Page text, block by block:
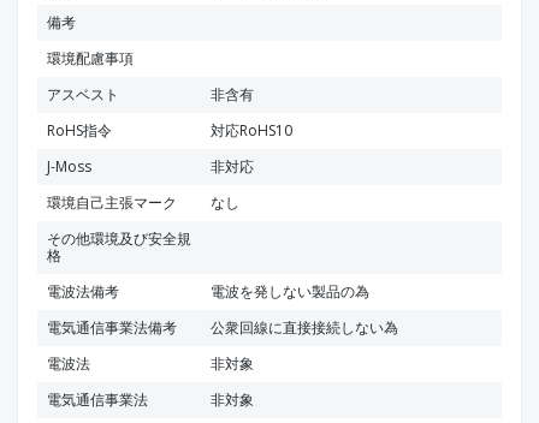
備考
環境配慮事項
アスベスト
非含有
RoHS指令
対応RoHS10
J-Moss
非対応
環境自己主張マーク
なし
その他環境及び安全規
格
電波法備考
電波を発しない製品の為
電気通信事業法備考
公衆回線に直接接続しない為
電波法
非対象
電気通信事業法
非対象